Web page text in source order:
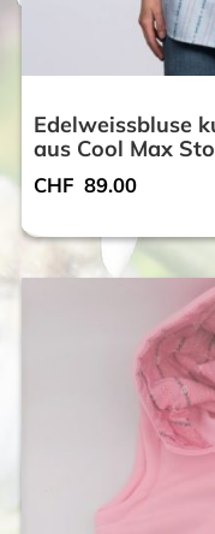
Edelweissbluse
aus Cool Max
CHF 89.00